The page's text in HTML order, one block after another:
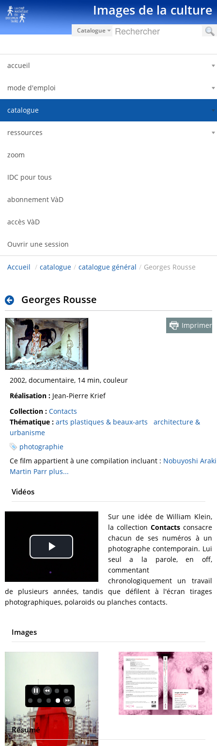
Saut au contenu Images de la culture
Catalogue
accueil
mode d'emploi
catalogue
ressources
zoom
IDC pour tous
abonnement VàD
accès VàD
Ouvrir une session
Accueil / catalogue / catalogue général / Georges Rousse
Georges Rousse
Imprimer
2002, documentaire, 14 min, couleur
Réalisation : Jean-Pierre Krief
Collection : Contacts
Thématique : arts plastiques & beaux-arts
architecture &
urbanisme
photographie
Ce film appartient à une compilation incluant : Nobuyoshi Araki
Martin Parr plus...
Vidéos
Play
Video
Sur une idée de William Klein,
la collection Contactsconsacre
chacun de ses numéros à un
photographe contemporain. Lui
seul a la parole, en off,
commentant
chronologiquement un travail
de plusieurs années, tandis que défilent à l'écran tirages
photographiques, polaroïds ou planches contacts.
Images
Résumé